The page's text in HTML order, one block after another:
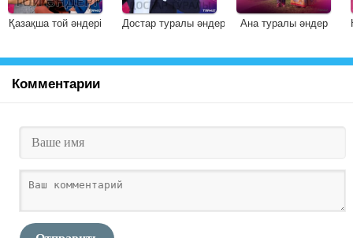
Қазақша той әндері Достар туралы әндер Ана туралы әндер
Комментарии